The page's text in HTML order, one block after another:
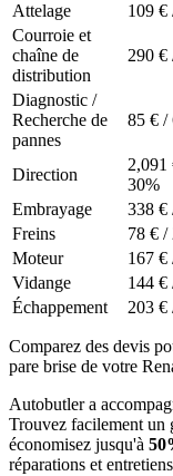
Attelage
109 €
Courroie et
chaîne de
distribution
290 €
Diagnostic /
Recherche de
pannes
85 € /
Direction
2,091
30%
Embrayage 338 €
Freins 78 € /
Moteur 167 €
Vidange 144 €
Échappement 203 €
Comparez des devis
pare brise de votre
Autobutler a
Trouvez facilement un
économisez jusqu'à
réparations et